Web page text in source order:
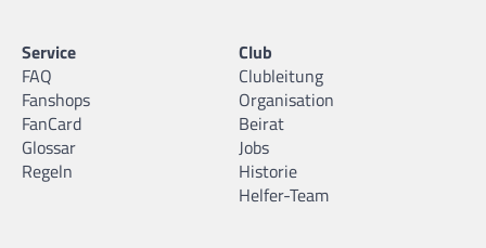
Service
FAQ
Fanshops
FanCard
Glossar
Regeln
Club
Clubleitung
Organisation
Beirat
Jobs
Historie
Helfer-Team